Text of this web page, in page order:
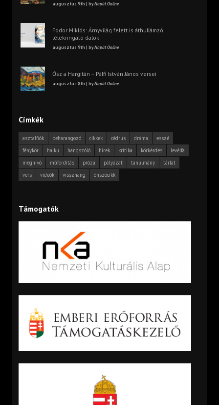
augusztus 9th | byNapút Online
Fodor Miklós: Árnyvilág felett is áthullámzó,
lélekringató dalok
augusztus 9th | byNapút Online
Ősz a Hargitán – Pálfi István János versei
augusztus 8th | byNapút Online
Címkék
asztalfiók beharangozó cikkek cédrus dráma
esszé
fénykör
haiku hangszóló hírek kritika körkérdés
levélfa
meghívó
műfordítás próza pályázat tanulmány
tárlat
vers
videók visszhang önszócikk
Támogatók